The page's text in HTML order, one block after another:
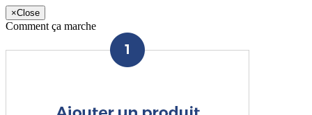
×Close
Comment ça marche